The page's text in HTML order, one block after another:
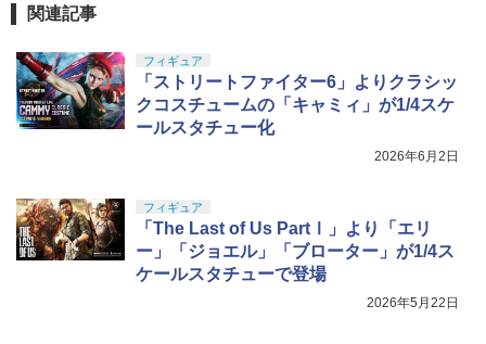
関連記事
フィギュア
「ストリートファイター6」よりクラシッ
クコスチュームの「キャミィ」が1/4スケ
ールスタチュー化
2026年6月2日
フィギュア
「The Last of Us PartⅠ」より「エリ
ー」「ジョエル」「ブローター」が1/4ス
ケールスタチューで登場
2026年5月22日